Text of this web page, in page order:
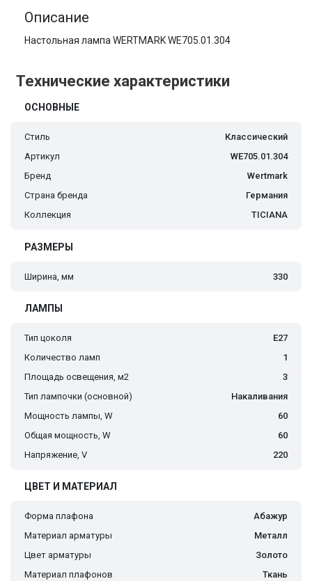
Описание
Настольная лампа WERTMARK WE705.01.304
Технические характеристики
ОСНОВНЫЕ
Стиль
Классический
Артикул
WE705.01.304
Бренд
Wertmark
Страна бренда
Германия
Коллекция
TICIANA
РАЗМЕРЫ
Ширина, мм 330
ЛАМПЫ
Тип цоколя
E27
Количество ламп
1
Площадь освещения, м2
3
Тип лампочки (основной)
Накаливания
Мощность лампы, W
60
Общая мощность, W
60
Напряжение, V
220
ЦВЕТ И МАТЕРИАЛ
Форма плафона
Абажур
Материал арматуры
Металл
Цвет арматуры
Золото
Материал плафонов
Ткань